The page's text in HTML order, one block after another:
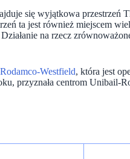
się wyjątkowa przestrzeń
ta jest również miejscem
na rzecz
Westfield, która jest
przyznała centrom Unibail-